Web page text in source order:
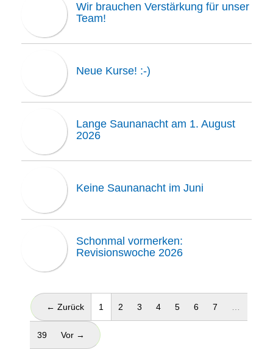
Wir brauchen Verstärkung für unser
Team!
Neue Kurse! :-)
Lange Saunanacht am 1. August
2026
Keine Saunanacht im Juni
Schonmal vormerken:
Revisionswoche 2026
← Zurück 1 (aktuell)
2 3 4 5 6 7
39 Vor →